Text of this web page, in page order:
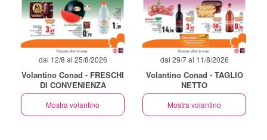
dal 12/8 al 25/8/2026
Volantino Conad - FRESCHI
DI CONVENIENZA
Mostra volantino
dal 29/7 al 11/8/2026
Volantino Conad - TAGLIO
NETTO
Mostra volantino